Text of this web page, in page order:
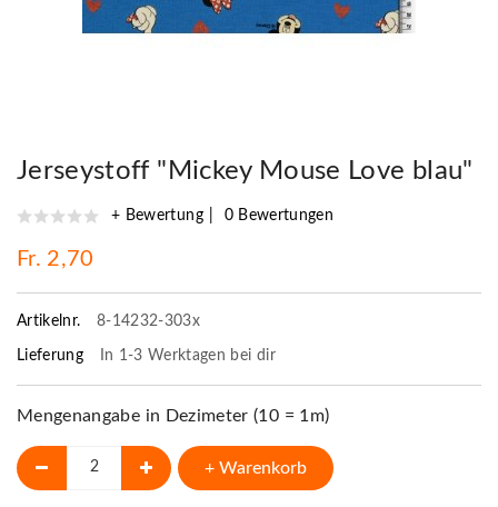
Jerseystoff "Mickey Mouse Love blau"
+ Bewertung 0 Bewertungen
Fr. 2,70
Artikelnr. 8-14232-303x
Lieferung In 1-3 Werktagen bei dir
Mengenangabe in Dezimeter (10 = 1m)
+ Warenkorb